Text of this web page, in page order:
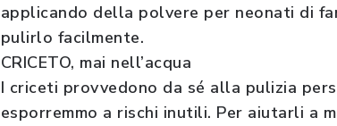
applicando della polvere per neonati di
pulirlo facilmente.
CRICETO, mai nell’acqua
I criceti provvedono da sé alla pulizia
esporremmo a rischi inutili. Per aiutarli a